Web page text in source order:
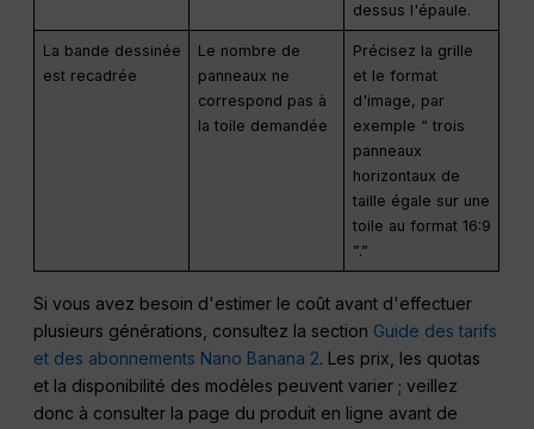
dessus l'épaule.
La bande dessinée
est recadrée
Le nombre de
panneaux ne
correspond pas à
la toile demandée
Précisez la grille
et le format
d'image, par
exemple “ trois
panneaux
horizontaux de
taille égale sur une
toile au format 16:9
”.”
Si vous avez besoin d'estimer le coût avant d'effectuer
plusieurs générations, consultez la section Guide des tarifs
et des abonnements Nano Banana 2. Les prix, les quotas
et la disponibilité des modèles peuvent varier ; veillez
donc à consulter la page du produit en ligne avant de